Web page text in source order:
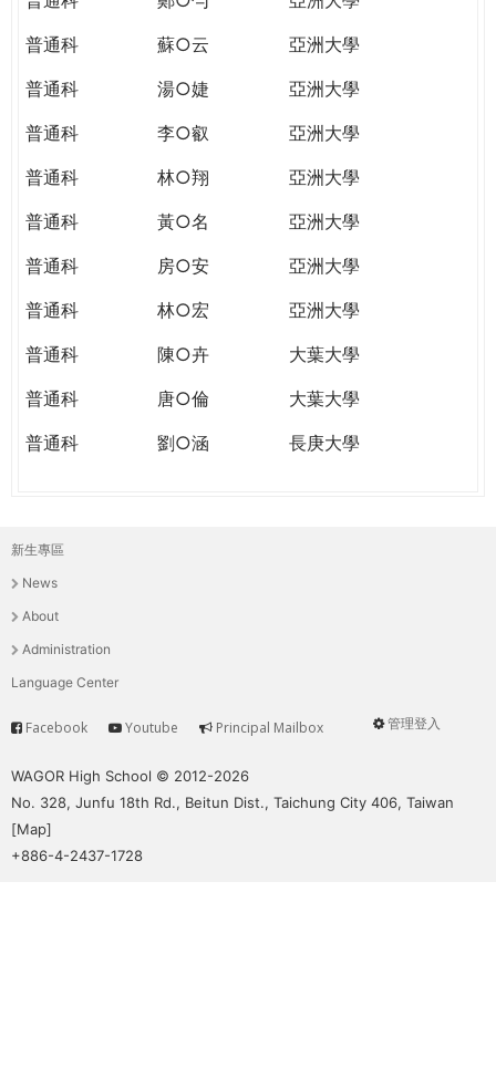
普通科
蘇○云
亞洲大學
普通科
湯○婕
亞洲大學
普通科
李○叡
亞洲大學
普通科
林○翔
亞洲大學
普通科
黃○名
亞洲大學
普通科
房○安
亞洲大學
普通科
林○宏
亞洲大學
普通科
陳○卉
大葉大學
普通科
唐○倫
大葉大學
普通科
劉○涵 長庚大學
主
選
單
新生專區
News
About
Administration
Language Center
User
管理登入
Service
Facebook Youtube Principal Mailbox
WAGOR High School © 2012-2026
No. 328, Junfu 18th Rd., Beitun Dist., Taichung City 406, Taiwan
[Map]
+886-4-2437-1728